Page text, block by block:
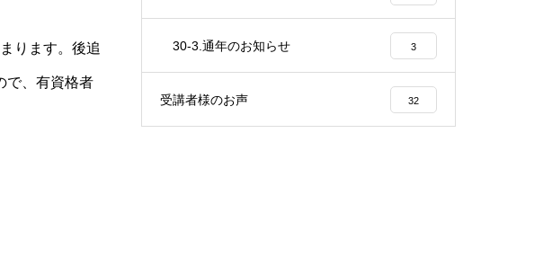
ります。後追
で、有資格者
30-3.通年のお知らせ 3
受講者様のお声 32